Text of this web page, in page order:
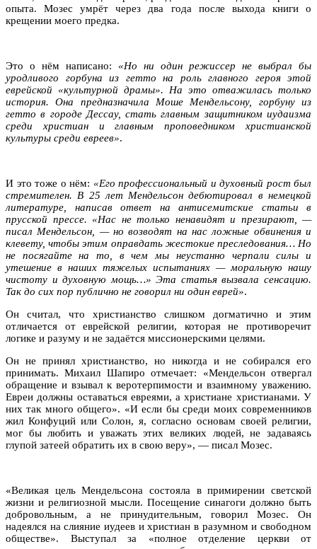
опыта. Мозес умрёт через два года после выхода книги о
крещении моего предка.
Это о нём написано: «Но ни один режиссер не выбрал бы
уродливого горбуна из гетто на роль главного героя этой
еврейской «культурной драмы». На это отважилась только
история. Она предназначила Моше Мендельсону, горбуну из
гетто в городе Дессау, стать главным защитником иудаизма
среди христиан и главным проповедником христианской
культуры среди евреев».
И это тоже о нём: «Его профессиональный и духовный рост был
стремителен. В 25 лет Мендельсон дебютировал в немецкой
литературе, написав ответ на антисемитские статьи в
прусской прессе. «Нас не только ненавидят и презирают, —
писал Мендельсон, — но возводят на нас ложные обвинения и
клевету, чтобы этим оправдать жестокие преследования… Но
не посягайте на то, в чем мы неустанно черпали силы и
утешение в наших тяжелых испытаниях — моральную нашу
чистоту и духовную мощь…» Эта статья вызвала сенсацию.
Так до сих пор публично не говорил ни один еврей».
Он считал, что христианство слишком догматично и этим
отличается от еврейской религии, которая не противоречит
логике и разуму и не задаётся миссионерскими целями.
Он не принял христианство, но никогда и не собирался его
принимать. Михаил Шапиро отмечает: «Мендельсон отвергал
обращение и взывал к веротерпимости и взаимному уважению.
Евреи должны оставаться евреями, а христиане христианами. У
них так много общего». «И если бы среди моих современников
жил Конфуций или Солон, я, согласно основам своей религии,
мог бы любить и уважать этих великих людей, не задаваясь
глупой затеей обратить их в свою веру», — писал Мозес.
«Великая цель Мендельсона состояла в примирении светской
жизни и религиозной мысли. Посещение синагоги должно быть
добровольным, а не принудительным, говорил Мозес. Он
надеялся на слияние иудеев и христиан в разумном и свободном
обществе». Выступал за «полное отделение церкви от